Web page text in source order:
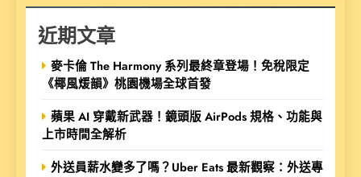
近期文章
麥卡倫 The Harmony 系列最終章登場！免稅限定
《椰風煖韻》桃園機場全球首發
蘋果 AI 穿戴新武器！鏡頭版 AirPods 規格、功能與
上市時間全解析
外送員薪水變多了嗎？Uber Eats 最新觀察：外送專